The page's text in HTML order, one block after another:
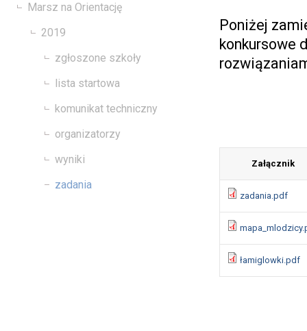
Marsz na Orientację
2019
zgłoszone szkoły
lista startowa
komunikat techniczny
organizatorzy
wyniki
zadania
Poniżej
konkursowe
Załącznik
zadania.pdf
łamiglowki.pdf